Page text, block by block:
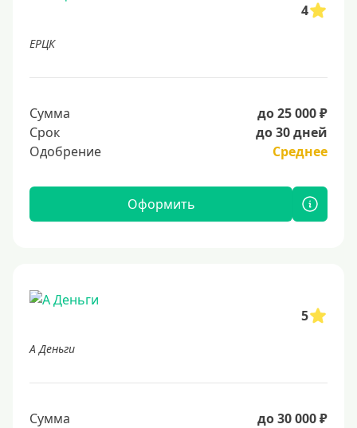
4
ЕРЦК
Сумма
до 25 000 ₽
Срок
до 30 дней
Одобрение
Среднее
Оформить
5
А Деньги
Сумма
до 30 000 ₽